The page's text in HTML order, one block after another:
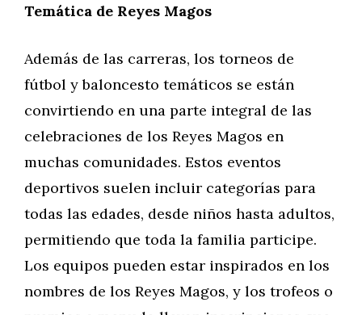
Temática de Reyes Magos
Además de las carreras, los torneos de
fútbol y baloncesto temáticos se están
convirtiendo en una parte integral de las
celebraciones de los Reyes Magos en
muchas comunidades. Estos eventos
deportivos suelen incluir categorías para
todas las edades, desde niños hasta adultos,
permitiendo que toda la familia participe.
Los equipos pueden estar inspirados en los
nombres de los Reyes Magos, y los trofeos o